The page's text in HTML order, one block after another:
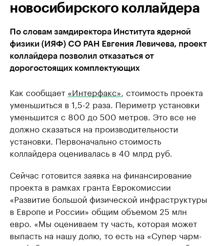
новосибирского коллайдера
По словам замдиректора Института ядерной
физики (ИЯФ) СО РАН Евгения Левичева, проект
коллайдера позволил отказаться от
дорогостоящих комплектующих
Как сообщает «Интерфакс» , стоимость проекта
уменьшиться в 1,5-2 раза. Периметр установки
уменьшится с 800 до 500 метров. Это все не
должно сказаться на производительности
установки. Первоначально стоимость
коллайдера оценивалась в 40 млрд руб.
Сейчас готовится заявка на финансирование
проекта в рамках гранта Еврокомиссии
«Развитие большой физической инфраструктуры
в Европе и России» общим объемом 25 млн
евро. «Мы оцениваем ту часть, которая может
выпасть на нашу долю, то есть на «Супер чарм-